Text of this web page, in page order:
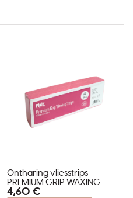
Ontharing vliesstrips
PREMIUM GRIP WAXING
STRIPS
4,60 €